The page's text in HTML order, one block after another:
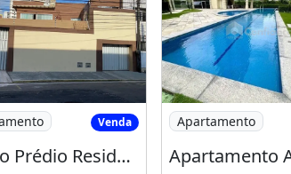
de
Vendo Prédio Residencial no Bairro de
Venda
Vendo Prédio Residencial no Bairro de Fátima com 9 apartamentos e 1 escritório
Imagem:
Apartamento